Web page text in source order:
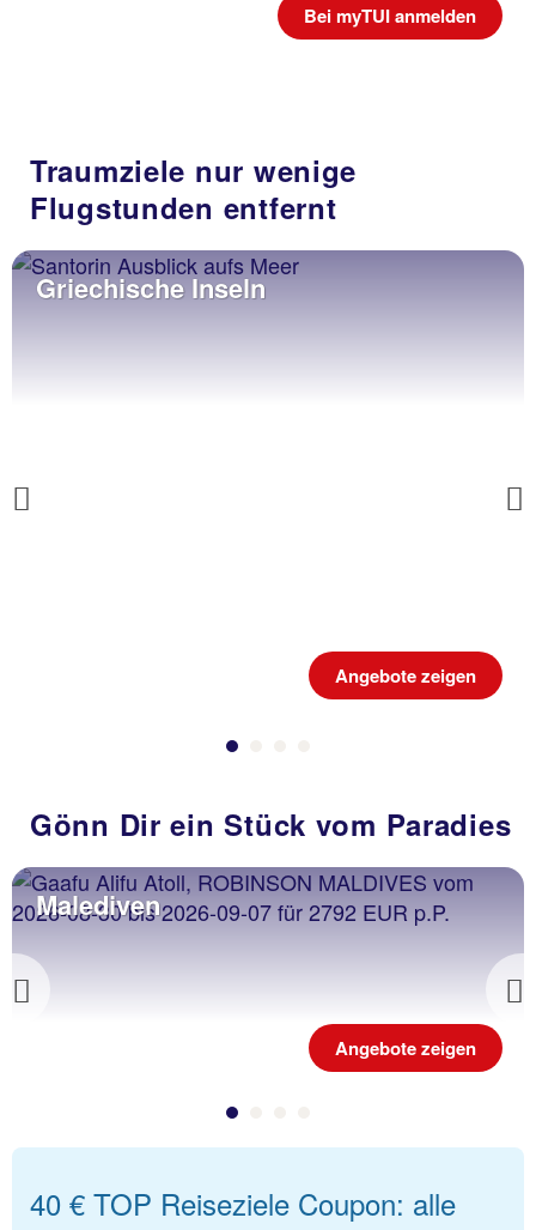
Bei myTUI anmelden
Traumziele nur wenige
Flugstunden entfernt
Previous
Griechische Inseln
Angebote zeigen
Gönn Dir ein Stück vom Paradies
Previous
Malediven
Angebote zeigen
40 € TOP Reiseziele Coupon: alle